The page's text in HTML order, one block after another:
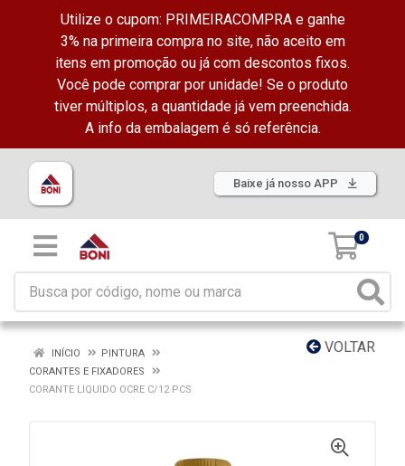
Utilize o cupom: PRIMEIRACOMPRA e ganhe
3% na primeira compra no site, não aceito em
itens em promoção ou já com descontos fixos.
Você pode comprar por unidade! Se o produto
tiver múltiplos, a quantidade já vem preenchida.
A info da embalagem é só referência.
Baixe já nosso APP
0
VOLTAR
INÍCIO
PINTURA
CORANTES E FIXADORES
CORANTE LIQUIDO OCRE C/12 PCS